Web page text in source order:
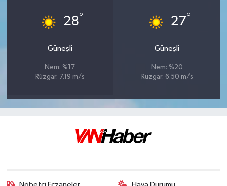
28°
Güneşli
Nem: %17
Rüzgar: 7.19 m/s
27°
Güneşli
Nem: %20
Rüzgar: 6.50 m/s